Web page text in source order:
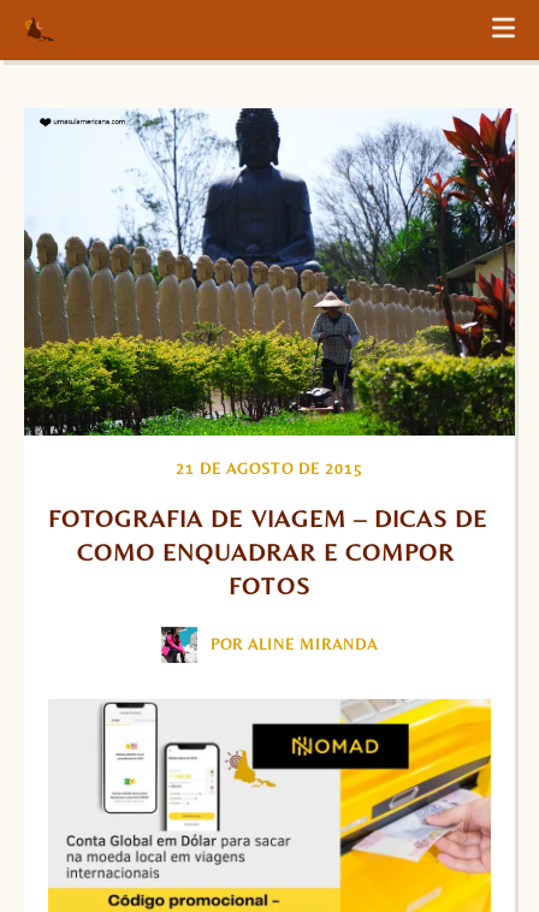
21 DE AGOSTO DE 2015
FOTOGRAFIA DE VIAGEM – DICAS DE
COMO ENQUADRAR E COMPOR
FOTOS
POR ALINE MIRANDA